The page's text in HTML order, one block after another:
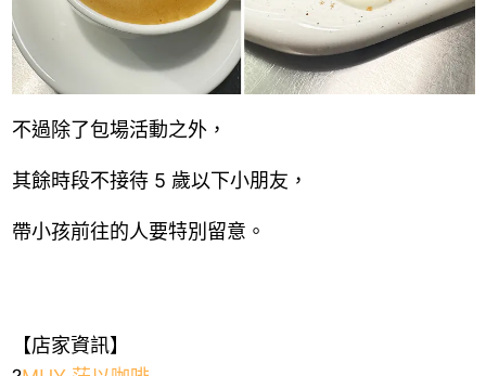
不過除了包場活動之外，
其餘時段不接待 5 歲以下小朋友，
帶小孩前往的人要特別留意。
【店家資訊】